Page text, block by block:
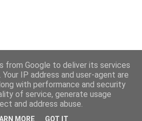
from Google to deliver its services
IP address and user-agent are
with performance and security
of service, generate usage
and address abuse.
MORE GOT IT